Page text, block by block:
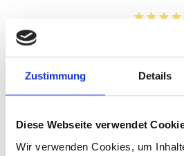
Zustimmung Details
Diese Webseite verwendet
Wir verwenden Cookies, um
Inhalt:0,75
inkl. MwSt.